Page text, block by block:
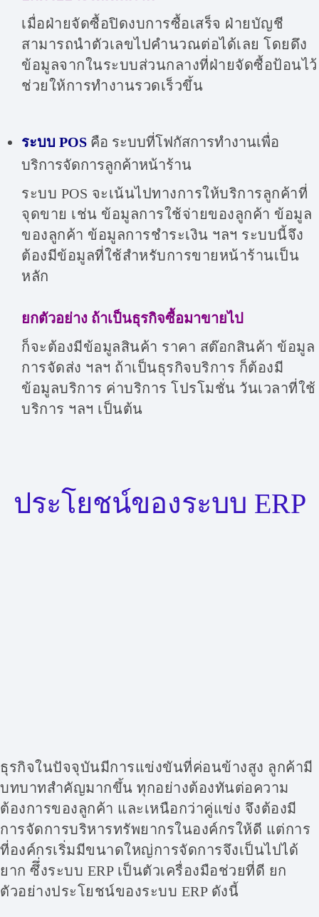
เมื่อฝ่ายจัดซื้อปิดงบการซื้อเสร็จ ฝ่ายบัญชี
สามารถนำตัวเลขไปคำนวณต่อได้เลย โดยดึง
ข้อมูลจากในระบบส่วนกลางที่ฝ่ายจัดซื้อป้อนไว้
ช่วยให้การทำงานรวดเร็วขึ้น
ระบบ POS คือ ระบบที่โฟกัสการทำงานเพื่อ
บริการจัดการลูกค้าหน้าร้าน
ระบบ POS จะเน้นไปทางการให้บริการลูกค้าที่
จุดขาย เช่น ข้อมูลการใช้จ่ายของลูกค้า ข้อมูล
ของลูกค้า ข้อมูลการชำระเงิน ฯลฯ ระบบนี้จึง
ต้องมีข้อมูลที่ใช้สำหรับการขายหน้าร้านเป็น
หลัก
ยกตัวอย่าง ถ้าเป็นธุรกิจซื้อมาขายไป
ก็จะต้องมีข้อมูลสินค้า ราคา สต๊อกสินค้า ข้อมูล
การจัดส่ง ฯลฯ ถ้าเป็นธุรกิจบริการ ก็ต้องมี
ข้อมูลบริการ ค่าบริการ โปรโมชั่น วันเวลาที่ใช้
บริการ ฯลฯ เป็นต้น
ประโยชน์ของระบบ ERP
ธุรกิจในปัจจุบันมีการแข่งขันที่ค่อนข้างสูง ลูกค้ามี
บทบาทสำคัญมากขึ้น ทุกอย่างต้องทันต่อความ
ต้องการของลูกค้า และเหนือกว่าคู่แข่ง จึงต้องมี
การจัดการบริหารทรัพยากรในองค์กรให้ดี แต่การ
ที่องค์กรเริ่มมีขนาดใหญ่การจัดการจึงเป็นไปได้
ยาก ซึึ่งระบบ ERP เป็นตัวเครื่องมือช่วยที่ดี ยก
ตัวอย่างประโยชน์ของระบบ ERP ดังนี้